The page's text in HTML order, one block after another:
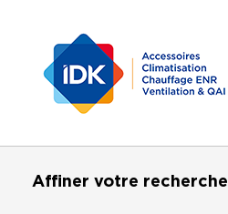
Affiner votre recherche